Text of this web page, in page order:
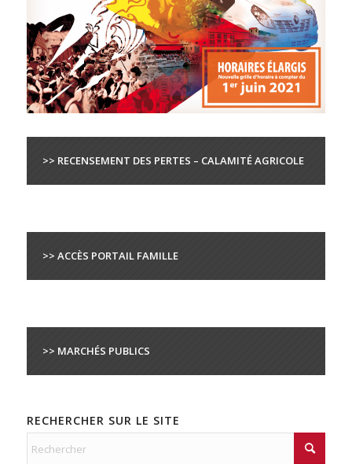
>> RECENSEMENT DES PERTES – CALAMITÉ AGRICOLE
>> ACCÈS PORTAIL FAMILLE
>> MARCHÉS PUBLICS
RECHERCHER SUR LE SITE